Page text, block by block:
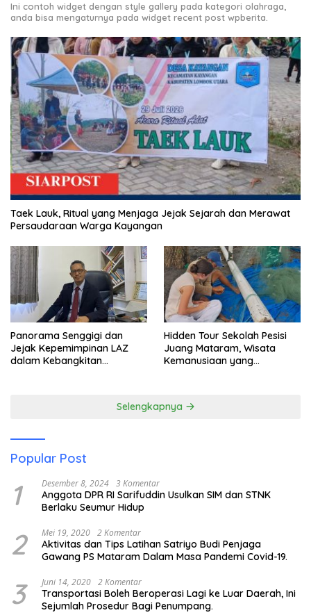
Ini contoh widget dengan style gallery pada kategori olahraga,
anda bisa mengaturnya pada widget recent post wpberita.
Taek Lauk, Ritual yang Menjaga Jejak Sejarah dan Merawat
Persaudaraan Warga Kayangan
Panorama Senggigi dan
Jejak Kepemimpinan LAZ
dalam Kebangkitan
Hidden Tour Sekolah Pesisi
Juang Mataram, Wisata
Kemanusiaan yang
Selengkapnya
Popular Post
1 Desember 8, 2024 3 Komentar
Anggota DPR RI Sarifuddin Usulkan SIM dan STNK
Berlaku Seumur Hidup
2 Mei 19, 2020 2 Komentar
Aktivitas dan Tips Latihan Satriyo Budi Penjaga
Gawang PS Mataram Dalam Masa Pandemi Covid-19.
3 Juni 14, 2020 2 Komentar
Transportasi Boleh Beroperasi Lagi ke Luar Daerah, Ini
Sejumlah Prosedur Bagi Penumpang.